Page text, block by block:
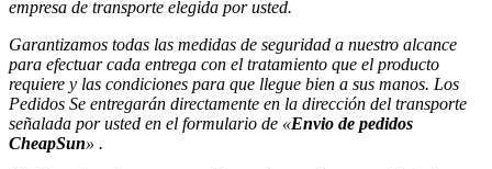
empresa de transporte elegida por usted.
Garantizamos todas las medidas de seguridad a nuestro alcance
para efectuarcada entrega con el tratamiento que el producto
requiere y las condiciones para que llegue bien a sus manos. Los
Pedidos Se entregarán directamente en la dirección del transporte
señalada por usted en el formulario de «Envio de pedidos
CheapSun» .